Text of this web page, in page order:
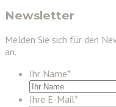
Newsletter
Melden Sie sich für den
an.
Ihr Name*
Ihre E-Mail*